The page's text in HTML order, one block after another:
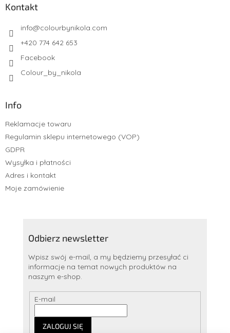
Kontakt
info@colourbynikola.com
+420 774 642 653
Facebook
Colour_by_nikola
Info
Reklamacje towaru
Regulamin sklepu internetowego (VOP)
GDPR
Wysyłka i płatności
Adres i kontakt
Moje zamówienie
Odbierz newsletter
Wpisz swój e-mail, a my będziemy przesyłać ci
informacje na temat nowych produktów na
naszym e-shop.
E-mail
ZALOGUJ SIĘ